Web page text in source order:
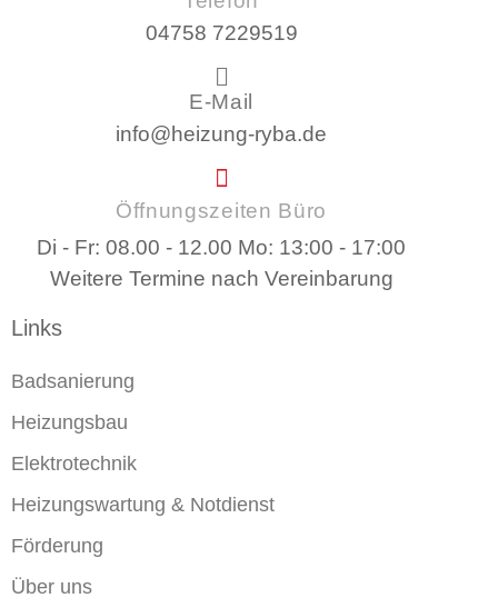
04758 7229519
E-Mail
info@heizung-ryba.de
Öffnungszeiten Büro
Di - Fr: 08.00 - 12.00 Mo: 13:00 - 17:00
Weitere Termine nach Vereinbarung
Links
Badsanierung
Heizungsbau
Elektrotechnik
Heizungswartung & Notdienst
Förderung
Über uns